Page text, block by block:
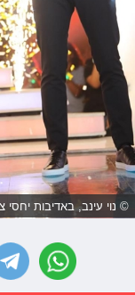
© נוי עינב, באדיבות יחסי